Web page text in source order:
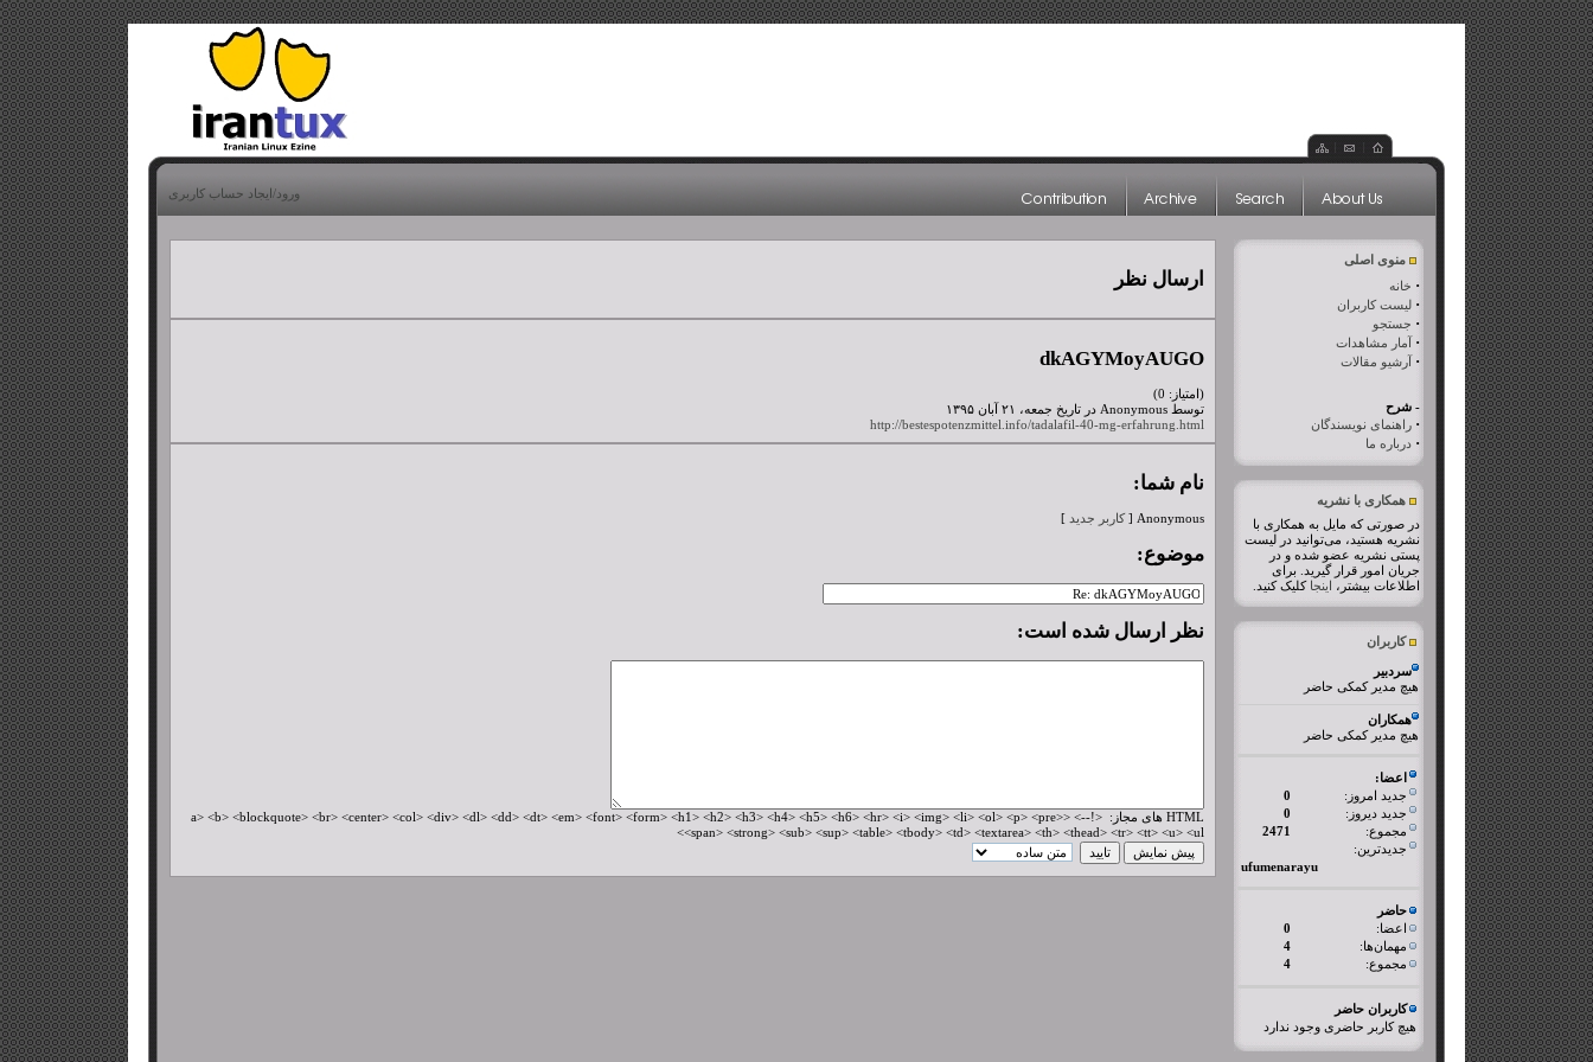
ورود/ایجاد حساب کاربری
منوی اصلی
· خانه
· لیست کاربران
· جستجو
· آمار مشاهدات
· آرشیو مقالات
- شرح
· راهنمای نویسندگان
· درباره ما
همکاری با نشریه
در صورتی که مایل به همکاری با
نشریه هستید، می‌توانید در لیست
پستی نشریه عضو شده و در
جریان امور قرار گیرید. برای
اطلاعات بیشتر، اینجا کلیک کنید.
کاربران
سردبیر
هیچ مدیر کمکی حاضر
همکاران
هیچ مدیر کمکی حاضر
اعضا:
جدید امروز:
0
جدید دیروز:
0
مجموع:
2471
جدیدترین:
ufumenarayu
حاضر
اعضا:
0
مهمان‌ها:
4
مجموع:
4
کاربران حاضر
هیچ کاربر حاضری وجود ندارد
ارسال نظر
dkAGYMoyAUGO
(امتیاز: 0)
توسط Anonymous در تاریخ جمعه، ۲۱ آبان ۱۳۹۵
http://bestespotenzmittel.info/tadalafil-40-mg-erfahrung.html
نام شما:
Anonymous [ کاربر جدید ]
موضوع:
نظر ارسال شده است:
HTML های مجاز: <!--> <a> <b> <blockquote> <br> <center> <col> <div> <dl> <dd> <dt> <em> <font> <form> <h1> <h2> <h3> <h4> <h5> <h6> <hr> <i> <img> <li> <ol> <p> <pre>
<span> <strong> <sub> <sup> <table> <tbody> <td> <textarea> <th> <thead> <tr> <tt> <u> <ul>